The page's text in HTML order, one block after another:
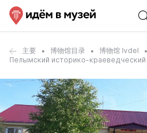
主要 博物馆目录
博物馆 Ivdel
Пелымский историко-краеведческий